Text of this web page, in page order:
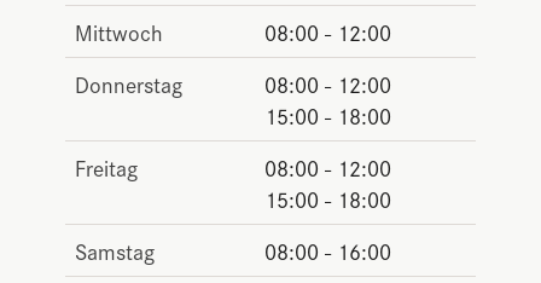
Mittwoch
08:00 - 12:00
Donnerstag
08:00 - 12:00
15:00 - 18:00
Freitag
08:00 - 12:00
15:00 - 18:00
Samstag
08:00 - 16:00